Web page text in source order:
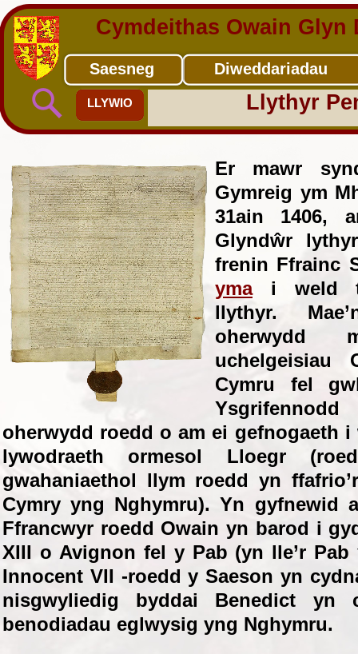
Er mawr syn
Gymreig ym
31ain 1406,
Glyndŵr
frenin Ffrainc
ymai weld
llythyr.
oherwydd
uchelgeisiau
Cymru fel
oherwydd roedd o am ei gefnogaeth i
lywodraeth ormesol Lloegr
gwahaniaethol llym roedd yn
Cymry yng Nghymru). Yn gyfnewid
Ffrancwyr roedd Owain yn barod i
XIII o Avignon fel y Pab (yn lle’r Pab
Innocent VII -roedd y Saeson yn
nisgwyliedig byddai Benedict yn
benodiadau eglwysig yng Nghymru.
Cymdeithas Owain Glyn
Diweddariadau
Saesneg
LLYWIO Llythyr